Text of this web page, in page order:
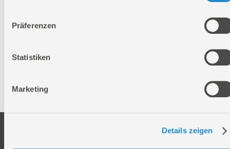
Präferenzen
Statistiken
Marketing
Details zeigen
Montag - Freitag
Geschlossen
Telefax: +49 (0)7904-70051999